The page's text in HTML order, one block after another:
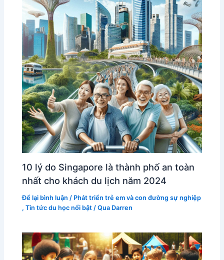
10 lý do Singapore là thành phố an toàn
nhất cho khách du lịch năm 2024
Để lại bình luận / Phát triển trẻ em và con đường sự nghiệp
,Tin tức du học nổi bật / Qua Darren